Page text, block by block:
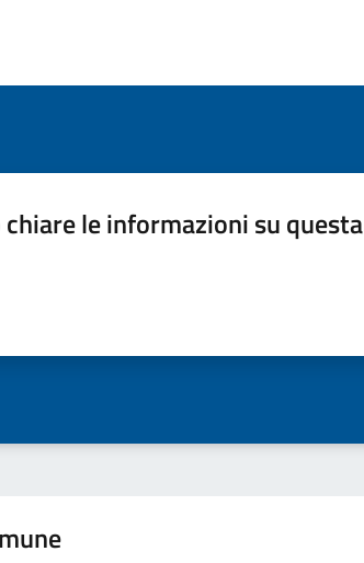
le informazioni su questa